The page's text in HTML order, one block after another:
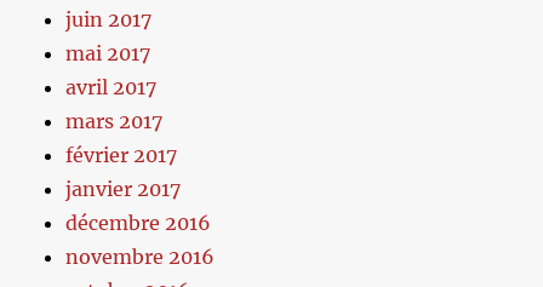
juin 2017
mai 2017
avril 2017
mars 2017
février 2017
janvier 2017
décembre 2016
novembre 2016